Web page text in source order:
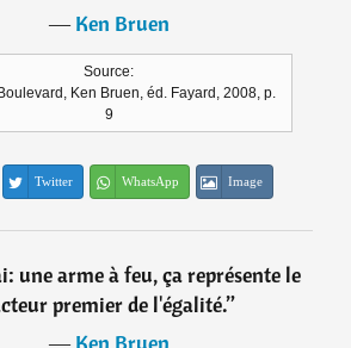
―Ken Bruen
Source:
Ken Bruen, éd. Fayard, 2008, p.
9
Twitter WhatsApp Image
une arme à feu, ça représente le
premier de l'égalité.”